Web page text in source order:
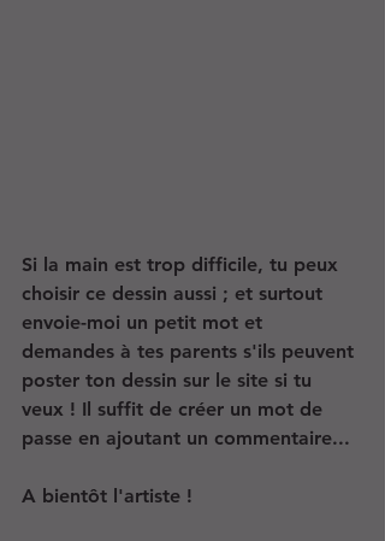
Si la main est trop difficile, tu peux
choisir ce dessin aussi ; et surtout
envoie-moi un petit mot et
demandes à tes parents s'ils peuvent
poster ton dessin sur le site si tu
veux ! Il suffit de créer un mot de
passe en ajoutant un commentaire...
A bientôt l'artiste !